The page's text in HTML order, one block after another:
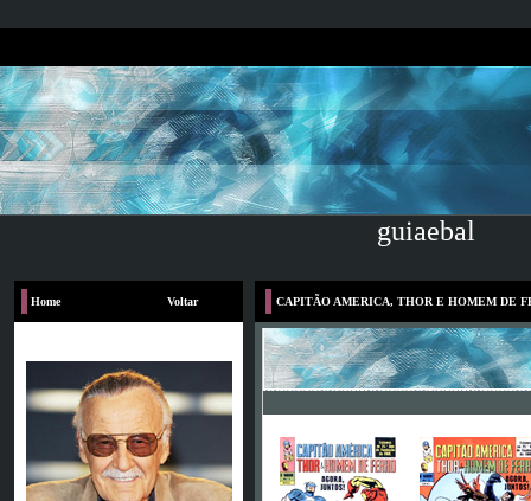
guiaebal
Home Voltar CAPITÃO AMERICA, THOR E HOMEM DE